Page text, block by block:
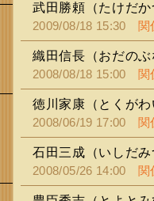
武田勝頼（たけだ
2009/08/18 15:30 関
織田信長（おだの
2008/08/18 15:00 関
徳川家康（とくが
2008/06/19 17:00 関
石田三成（いしだ
2008/05/26 14:00 関